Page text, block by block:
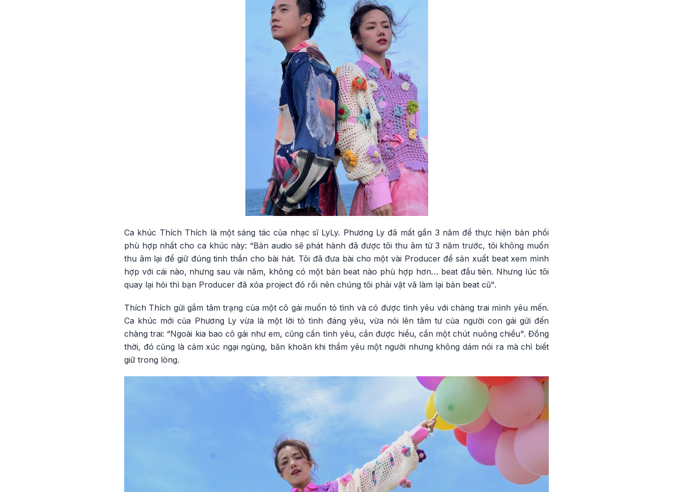
Ca khúc Thích Thích là một sáng tác của nhạc sĩ LyLy. Phương Ly đã mất gần 3 năm để thực hiện bản phối
phù hợp nhất cho ca khúc này: “Bản audio sẽ phát hành đã được tôi thu âm từ 3 năm trước, tôi không muốn
thu âm lại để giữ đúng tinh thần cho bài hát. Tôi đã đưa bài cho một vài Producer để sản xuất beat xem mình
hợp với cái nào, nhưng sau vài năm, không có một bản beat nào phù hợp hơn… beat đầu tiên. Nhưng lúc tôi
quay lại hỏi thì bạn Producer đã xóa project đó rồi nên chúng tôi phải vật vã làm lại bản beat cũ".
Thích Thích gửi gắm tâm trạng của một cô gái muốn tỏ tình và có được tình yêu với chàng trai mình yêu mến.
Ca khúc mới của Phương Ly vừa là một lời tỏ tình đáng yêu, vừa nói lên tâm tư của người con gái gửi đến
chàng trai: “Ngoài kia bao cô gái như em, cũng cần tình yêu, cần được hiểu, cần một chút nuông chiều". Đồng
thời, đó cũng là cảm xúc ngại ngùng, băn khoăn khi thầm yêu một người nhưng không dám nói ra mà chỉ biết
giữ trong lòng.